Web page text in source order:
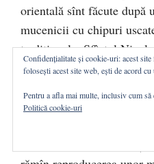
orientală sînt făcute
mucenicii cu chipuri
tradiţionale. Sfîntul
aceeaşi chelie pe toate
tablourile din Roma şi
religioase, sînt
nobile forme ale
Confidențialitate și cookie-uri: acest
folosești acest site web, ești de acord cu
Pentru a afla mai multe, inclusiv cum
Politică cookie-uri